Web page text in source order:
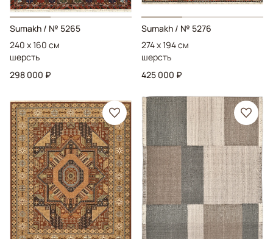
Sumakh / № 5265
240 x 160 см
шерсть
298 000 ₽
Sumakh / № 5276
274 x 194 см
шерсть
425 000 ₽